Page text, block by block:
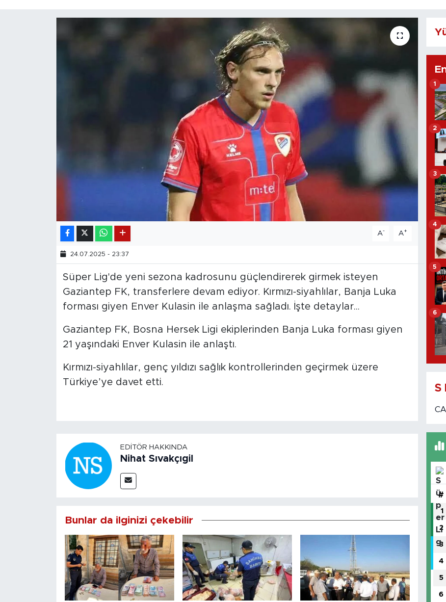
A- A+
24.07.2025 - 23:37
Süper Lig'de yeni sezona kadrosunu güçlendirerek girmek isteyen
Gaziantep FK, transferlere devam ediyor. Kırmızı-siyahlılar, Banja Luka
forması giyen Enver Kulasin ile anlaşma sağladı. İşte detaylar...
Gaziantep FK, Bosna Hersek Ligi ekiplerinden Banja Luka forması giyen
21 yaşındaki Enver Kulasin ile anlaştı.
Kırmızı-siyahlılar, genç yıldızı sağlık kontrollerinden geçirmek üzere
Türkiye’ye davet etti.
EDITÖR HAKKINDA
Nihat Sıvakçıgil
Bunlar da ilginizi çekebilir
1
2
3
4
5
6
S
#
1
2
3
4
5
6